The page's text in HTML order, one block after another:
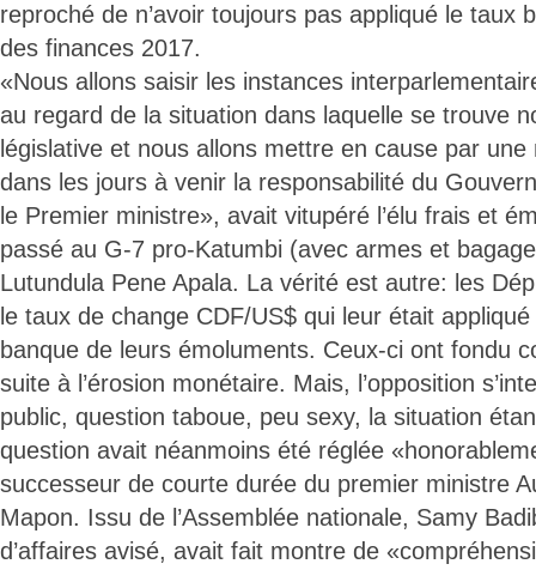
reproché de n’avoir toujours pas appliqué le taux
des finances 2017.
«Nous allons saisir les instances
au regard de la situation dans laquelle se trouve
législative et nous allons mettre en cause par
dans les jours à venir la responsabilité du
le Premier ministre», avait vitupéré l’élu frais et
passé au G-7 pro-Katumbi (avec armes et
Lutundula Pene Apala. La vérité est autre: les
le taux de change CDF/US$ qui leur était
banque de leurs émoluments. Ceux-ci ont fondu
suite à l’érosion monétaire. Mais, l’opposition
public, question taboue, peu sexy, la situation
question avait néanmoins été réglée
successeur de courte durée du premier ministre
Mapon. Issu de l’Assemblée nationale, Samy
d’affaires avisé, avait fait montre de